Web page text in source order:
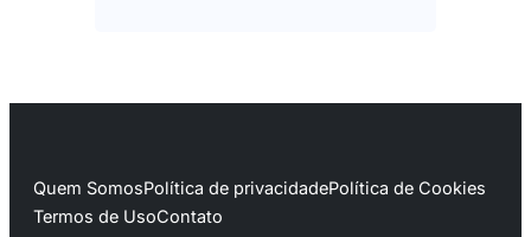
Quem SomosPolítica de privacidadePolítica de Cookies
Termos de UsoContato